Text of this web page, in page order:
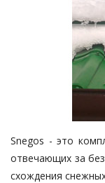
Объявления
Город: Колумбус
Snegos - это
отвечающих за
схождения